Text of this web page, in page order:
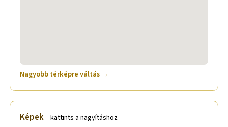
Nagyobb térképre váltás →
Képek– kattints a nagyításhoz